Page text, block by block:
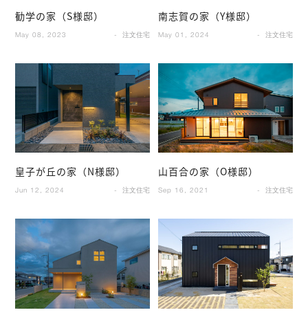
勧学の家（S様邸）
May 08, 2023 注文住宅
南志賀の家（Y様邸）
May 01, 2024 注文住宅
皇子が丘の家（N様邸）
Jun 12, 2024 注文住宅
山百合の家（O様邸）
Sep 16, 2021 注文住宅